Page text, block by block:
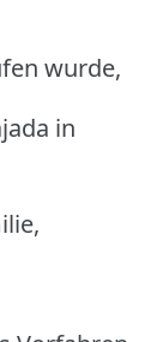
wurde,
in